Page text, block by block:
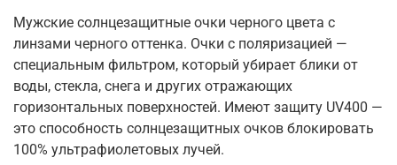
Мужские солнцезащитные очки черного цвета с
линзами черного оттенка. Очки с поляризацией —
специальным фильтром, который убирает блики от
воды, стекла, снега и других отражающих
горизонтальных поверхностей. Имеют защиту UV400 —
это способность солнцезащитных очков блокировать
100% ультрафиолетовых лучей.